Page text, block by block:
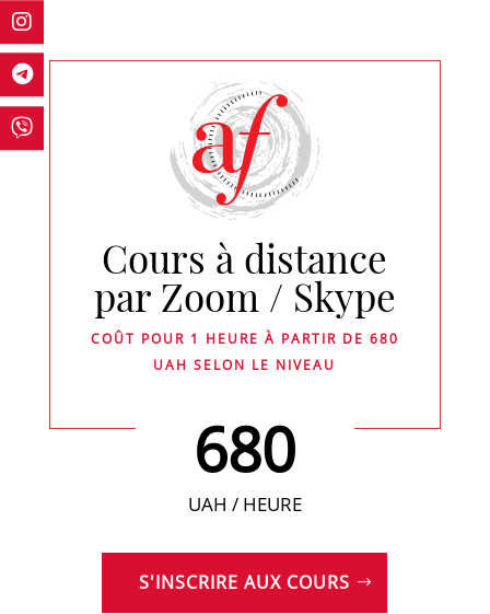
Cours à distance
par Zoom / Skype
COÛT POUR 1 HEURE À PARTIR DE 680
UAH SELON LE NIVEAU
680
UAH / HEURE
S'INSCRIRE AUX COURS